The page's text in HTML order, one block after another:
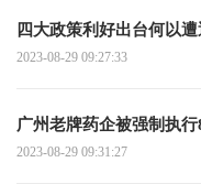
四大政策利好出台何以
2023-08-29 09:27:33
广州老牌药企被强制执
2023-08-29 09:31:27